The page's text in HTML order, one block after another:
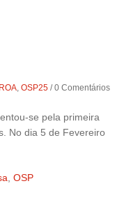
, OSP25 /0 Comentários
se pela primeira
No dia 5 de Fevereiro
OSP